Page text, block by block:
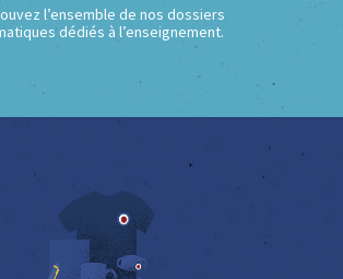
l’ensemble de nos dossiers
dédiés à l’enseignement.